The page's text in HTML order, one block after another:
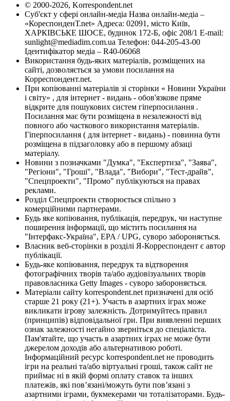
© 2000-2026, Korrespondent.net
Суб'єкт у сфері онлайн-медіа Назва онлайн-медіа –
«КореспонденТ.net» Адреса: 02091, місто Київ,
ХАРКІВСЬКЕ ШОСЕ, будинок 172-Б, офіс 208/1 E-mail:
sunlight@mediadim.com.ua Телефон: 044-205-43-00
Ідентифікатор медіа – R40-06068
Використання будь-яких матеріалів, розміщених на
сайті, дозволяється за умови посилання на
Корреспондент.net.
При копіюванні матеріалів зі сторінки « Новини України
і світу» , для інтернет - видань - обов'язкове пряме
відкрите для пошукових систем гіперпосилання .
Посилання має бути розміщена в незалежності від
повного або часткового використання матеріалів.
Гіперпосилання ( для інтернет - видань) - повинна бути
розміщена в підзаголовку або в першому абзаці
матеріалу.
Новини з позначками "Думка", "Експертиза", "Заява",
"Регіони", "Гроші", "Влада", "Вибори", "Тест-драйв",
"Спецпроекти", "Промо" публікуються на правах
реклами.
Розділ Спецпроекти створюється спільно з
комерційними партнерами.
Будь яке копіювання, публікація, передрук, чи наступне
поширення інформації, що містить посилання на
"Інтерфакс-Україна", EPA / UPG, суворо забороняється.
Власник веб-сторінки в розділі Я-Корреспондент є автор
публікації.
Будь-яке копіювання, передрук та відтворення
фотографічних творів та/або аудіовізуальних творів
правовласника Getty Images - суворо забороняється.
Матеріали сайту korrespondent.net призначені для осіб
старше 21 року (21+). Участь в азартних іграх може
викликати ігрову залежність. Дотримуйтесь правил
(принципів) відповідальної гри. При виявленні перших
ознак залежності негайно зверніться до спеціаліста.
Пам'ятайте, що участь в азартних іграх не може бути
джерелом доходів або альтернативою роботі.
Інформаційний ресурс korrespondent.net не проводить
ігри на реальні та/або віртуальні гроші, також сайт не
приймає ні в якій формі оплату ставок та інших
платежів, які пов’язані/можуть бути пов’язані з
азартними іграми, букмекерами чи тоталізаторами. Будь-